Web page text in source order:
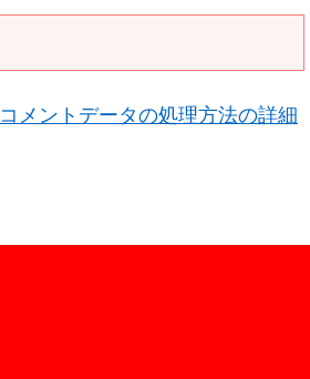
コメントデータの処理方法の詳細